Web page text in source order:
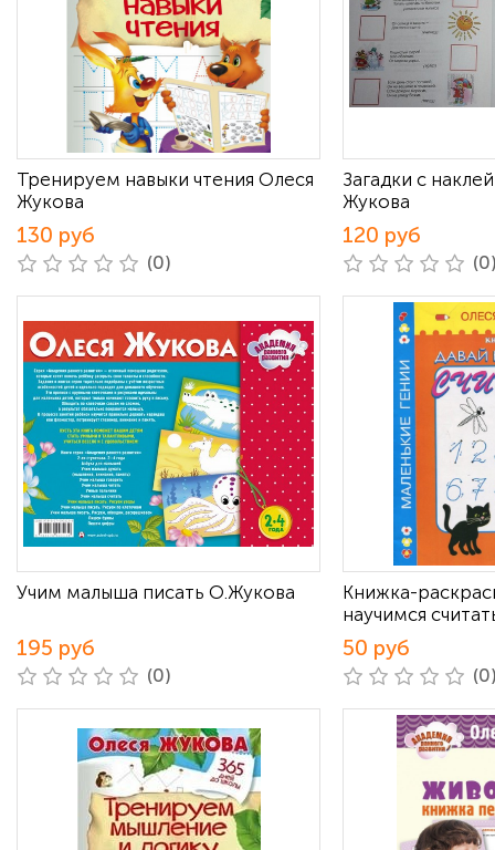
Тренируем навыки чтения Олеся
Жукова
130 руб
(0)
Загадки с
Жукова
120 руб
Учим малыша писать О.Жукова
195 руб
(0)
Книжка-
научимся
50 руб